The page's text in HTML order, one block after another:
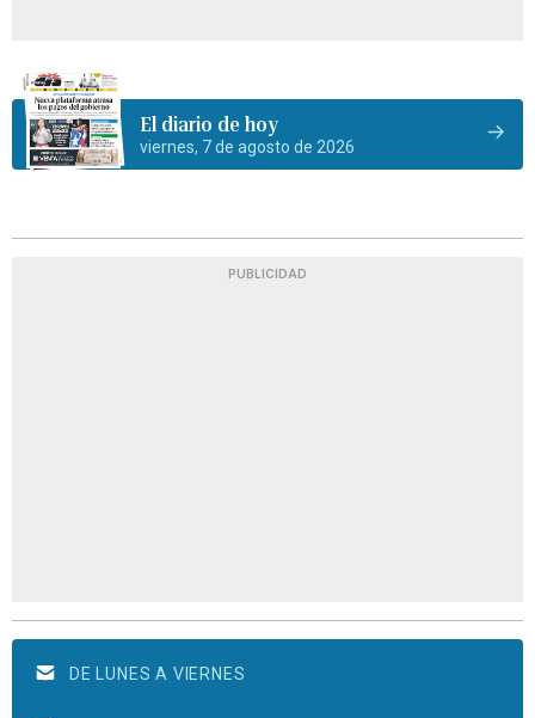
El diario de hoy
viernes, 7 de agosto de 2026
PUBLICIDAD
DE LUNES A VIERNES